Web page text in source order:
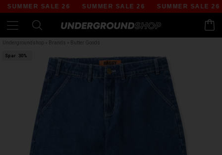
SALE 26 SUMMER SALE 26 SUMMER SALE 26
Undergroundshop Brands Butter Goods
Spar 30%